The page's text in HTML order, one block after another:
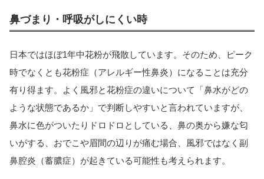
鼻づまり・呼吸がしにくい時
日本ではほぼ1年中花粉が飛散しています。そのため、ピーク
時でなくとも花粉症（アレルギー性鼻炎）になることは充分
有り得ます。よく風邪と花粉症の違いについて「鼻水がどの
ような状態であるか」で判断しやすいと言われていますが、
鼻水に色がついたりドロドロとしている、鼻の奥から嫌な匂
いがする、おでこや眉間の辺りが痛む場合、風邪ではなく副
鼻腔炎（蓄膿症）が起きている可能性も考えられます。